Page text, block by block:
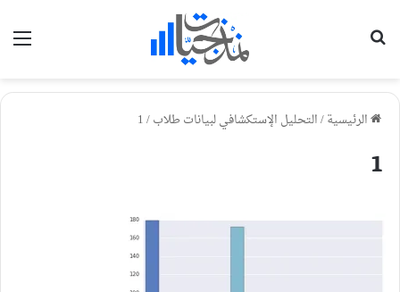
الرئيسية/التحليل الإستكشافي لبيانات طلاب/
1
1